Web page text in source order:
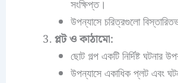
সংক্ষিপ্ত।
উপন্যাসে চরিত্রগুলো
প্লট ও কাঠামো:
ছোট গল্প একটি নির্দিষ্ট ঘটনার
উপন্যাসে একাধিক প্লট এবং